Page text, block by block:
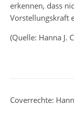
erkennen, dass
Vorstellungskraft
(Quelle: Hanna J.
Coverrechte: